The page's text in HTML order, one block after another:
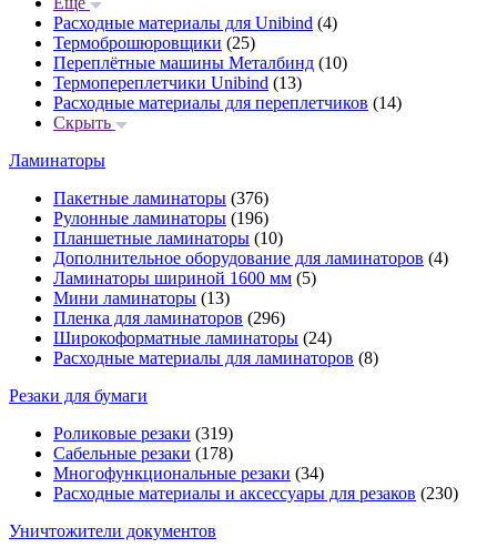
Расходные материалы для Unibind (4)
Термоброшюровщики (25)
Переплётные машины Металбинд (10)
Термопереплетчики Unibind (13)
Расходные материалы для переплетчиков (14)
Скрыть
Ламинаторы
Пакетные ламинаторы (376)
Рулонные ламинаторы (196)
Планшетные ламинаторы (10)
Дополнительное оборудование для ламинаторов (4)
Ламинаторы шириной 1600 мм (5)
Мини ламинаторы (13)
Пленка для ламинаторов (296)
Широкоформатные ламинаторы (24)
Расходные материалы для ламинаторов (8)
Резаки для бумаги
Роликовые резаки (319)
Сабельные резаки (178)
Многофункциональные резаки (34)
Расходные материалы и аксессуары для резаков (230)
Уничтожители документов